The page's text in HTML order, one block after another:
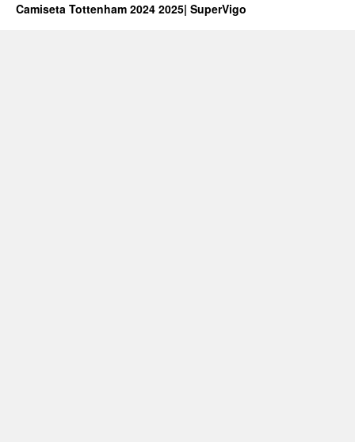
Camiseta Tottenham 2024 2025| SuperVigo